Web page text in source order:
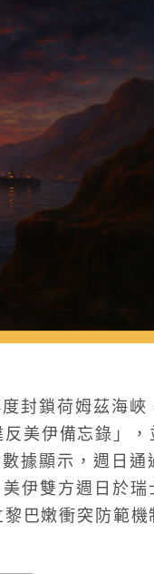
封鎖荷姆茲海峽
美伊備忘錄」，
據顯示，週日通
美伊雙方週日於
巴嫩衝突防範機